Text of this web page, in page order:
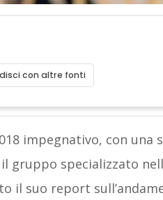
con altre fonti
impegnativo, con una
gruppo specializzato
suo report